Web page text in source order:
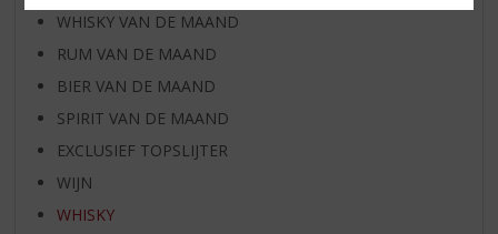
WHISKY VAN DE MAAND
RUM VAN DE MAAND
BIER VAN DE MAAND
SPIRIT VAN DE MAAND
EXCLUSIEF TOPSLIJTER
WIJN
WHISKY